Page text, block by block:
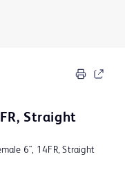
Straight
6", 14FR, Straight